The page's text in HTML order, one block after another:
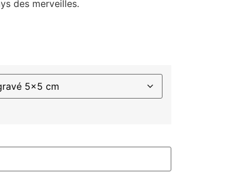
des merveilles.